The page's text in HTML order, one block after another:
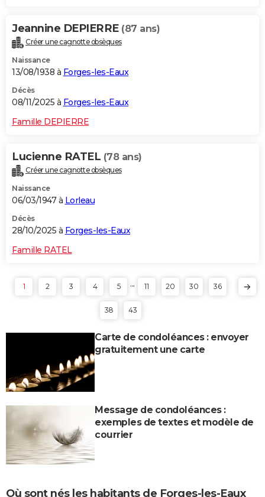
Jeannine DEPIERRE (87 ans)
Créer une cagnotte obsèques
Naissance
13/08/1938 à Forges-les-Eaux
Décès
08/11/2025 à Forges-les-Eaux
Famille DEPIERRE
Lucienne RATEL (78 ans)
Créer une cagnotte obsèques
Naissance
06/03/1947 à Lorleau
Décès
28/10/2025 à Forges-les-Eaux
Famille RATEL
1 2 3 4 5 ... 11 20 30 36
38 43
Carte de condoléances : envoyer
gratuitement une carte
Message de condoléances :
exemples de textes et modèle de
courrier
Où sont nés les habitants de Forges-les-Eaux